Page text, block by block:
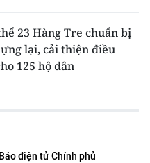
23 Hàng Tre chuẩn bị
lại, cải thiện điều
125 hộ dân
Báo điện tử Chính phủ